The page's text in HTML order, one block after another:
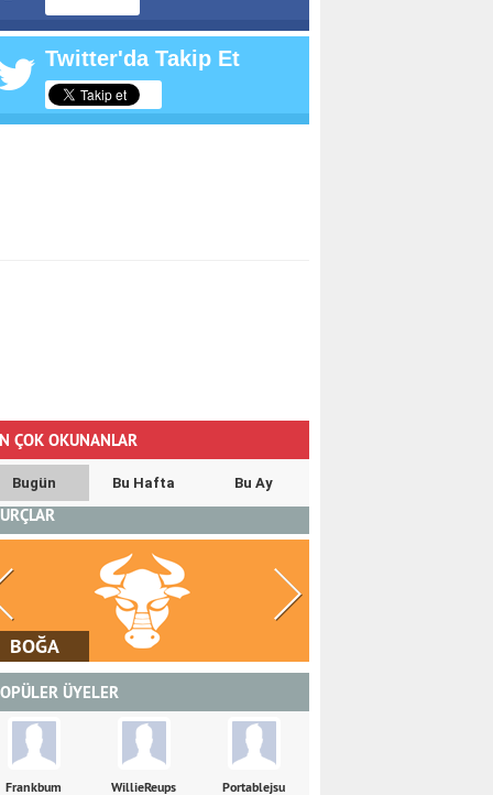
Twitter'da Takip Et
ÇOK OKUNANLAR
Bugün Bu Hafta Bu Ay
İKİZLER
ÜYELER
Frankbum WillieReups Portablejsu